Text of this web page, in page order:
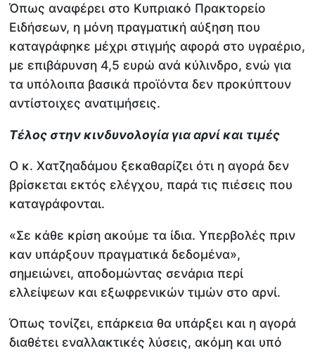
Όπως αναφέρει στο Κυπριακό Πρακτορείο
Ειδήσεων, η μόνη πραγματική αύξηση που
καταγράφηκε μέχρι στιγμής αφορά στο υγραέριο,
με επιβάρυνση 4,5 ευρώ ανά κύλινδρο, ενώ για
τα υπόλοιπα βασικά προϊόντα δεν προκύπτουν
αντίστοιχες ανατιμήσεις.
Τέλος στην κινδυνολογία για αρνί και τιμές
Ο κ. Χατζηαδάμου ξεκαθαρίζει ότι η αγορά δεν
βρίσκεται εκτός ελέγχου, παρά τις πιέσεις που
καταγράφονται.
«Σε κάθε κρίση ακούμε τα ίδια. Υπερβολές πριν
καν υπάρξουν πραγματικά δεδομένα»,
σημειώνει, αποδομώντας σενάρια περί
ελλείψεων και εξωφρενικών τιμών στο αρνί.
Όπως τονίζει, επάρκεια θα υπάρξει και η αγορά
διαθέτει εναλλακτικές λύσεις, ακόμη και υπό